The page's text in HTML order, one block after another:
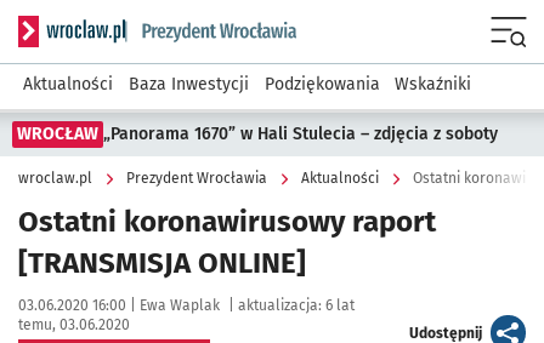
Serwis informacyjny wroclaw.pl podserwis: Prezydent
Aktualności Baza Inwestycji Podziękowania Wskaźniki
WROCŁAW „Panorama 1670” w Hali Stulecia – zdjęcia z soboty
wroclaw.pl Prezydent Wrocławia Aktualności Ostatni
Ostatni koronawirusowy raport
[TRANSMISJA ONLINE]
Data publikacji:
03.06.2020 16:00 | Autor:
Ewa Waplak aktualizacja: 6 lat
temu, 03.06.2020
Udostępnijartykuł